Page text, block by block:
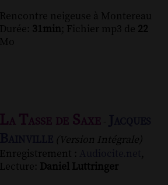
Rencontre neigeuse à Montereau
Durée: 31min; Fichier mp3 de 22
Mo
La Tasse de Saxe -
(Version Intégrale)
Enregistrement :
,
Lecture: Daniel Luttringer